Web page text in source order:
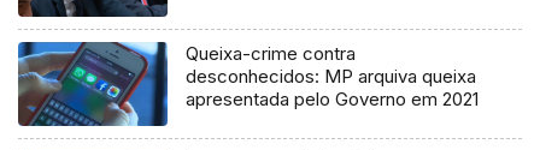
Queixa-crime contra
desconhecidos: MP arquiva queixa
apresentada pelo Governo em 2021